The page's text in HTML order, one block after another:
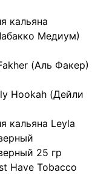
кальяна
Медиум)
(Аль Факер)
Hookah (Дейли
кальяна Leyla
25 гр
Have Tobacco